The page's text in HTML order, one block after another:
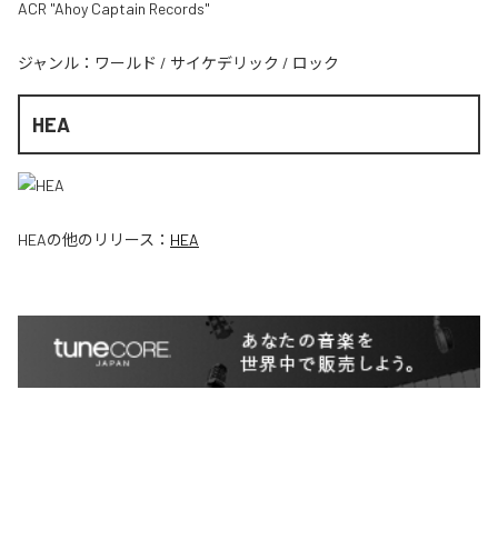
ACR "Ahoy Captain Records"
ジャンル： ワールド / サイケデリック / ロック
HEA
HEAの他のリリース： HEA